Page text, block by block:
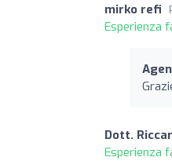
mirko refi
Esperienza
Dott.
Esperienza